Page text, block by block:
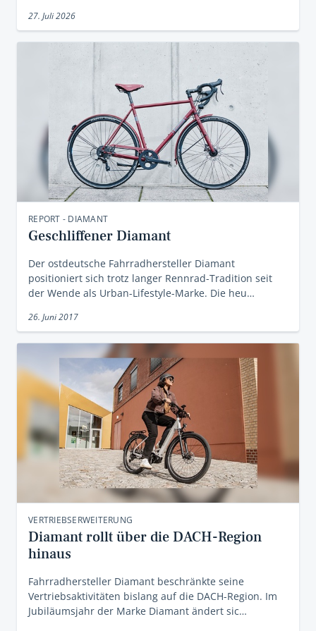
27. Juli 2026
REPORT - DIAMANT
Geschliffener Diamant
Der ostdeutsche Fahrradhersteller Diamant
positioniert sich trotz langer Rennrad-Tradition seit
der Wende als Urban-Lifestyle-Marke. Die heu…
26. Juni 2017
VERTRIEBSERWEITERUNG
Diamant rollt über die DACH-Region
hinaus
Fahrradhersteller Diamant beschränkte seine
Vertriebsaktivitäten bislang auf die DACH-Region. Im
Jubiläumsjahr der Marke Diamant ändert sic…